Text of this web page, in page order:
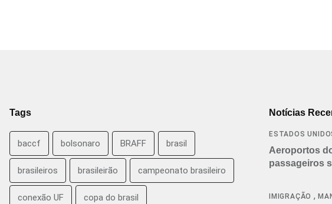
Tags
baccf bolsonaro BRAFF brasil
brasileiros brasileirão campeonato brasileiro
conexão UF copa do brasil
Notícias
ESTADOS
Aeroportos
passageiros
IMIGRAÇÃO ,